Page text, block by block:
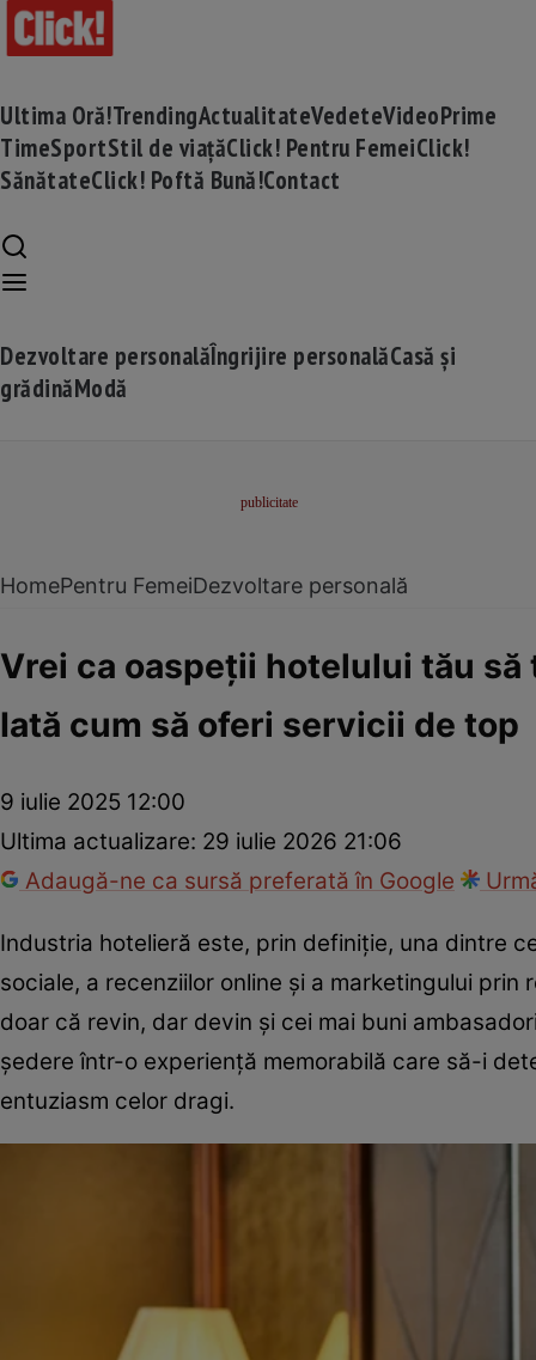
Ultima Oră!TrendingActualitateVedeteVideoPrime
TimeSportStil de viațăClick! Pentru FemeiClick!
SănătateClick! Poftă Bună!Contact
Dezvoltare personalăÎngrijire personalăCasă și
grădinăModă
HomePentru FemeiDezvoltare personală
Vrei ca oaspeții hotelului tău
Iată cum să oferi servicii de top
9 iulie 2025 12:00
Ultima actualizare: 29 iulie 2026 21:06
Adaugă-ne ca sursă preferată în Google
Industria hotelieră este, prin definiție, una dintre
sociale, a recenziilor online și a marketingului
doar că revin, dar devin și cei mai buni
ședere într-o experiență memorabilă care să-i
entuziasm celor dragi.